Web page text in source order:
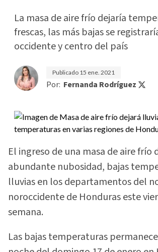
La masa de aire frío dejaría
frescas, las más bajas se
occidente y centro del país
Publicado 15 ene. 2021
Por: Fernanda Rodríguez
El ingreso de una masa de aire frío
abundante nubosidad, bajas
lluvias en los departamentos del
noroccidente de Honduras este
semana.
Las bajas temperaturas